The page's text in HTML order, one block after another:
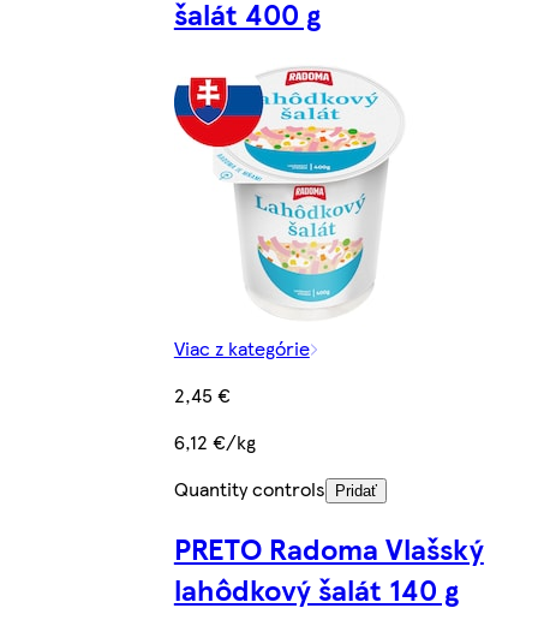
šalát 400 g
Viac z kategórie
2,45 €
6,12 €/kg
Quantity controls
Pridať
PRETO Radoma Vlašský
lahôdkový šalát 140 g